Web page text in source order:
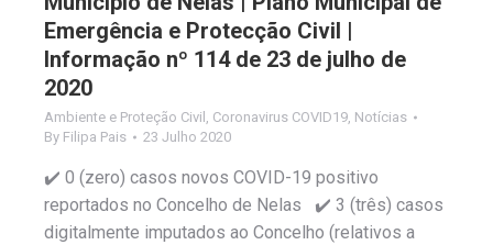
Emergência e Protecção Civil |
Informação nº 114 de 23 de julho de
2020
Ambiente e Proteção Civil , Coronavirus COVID19, Notícias
By Filipa Pais 23 Julho 2020
✔️ 0 (zero) casos novos COVID-19 positivo
reportados no Concelho de Nelas ✔️ 3 (três) casos
digitalmente imputados ao Concelho (relativos a